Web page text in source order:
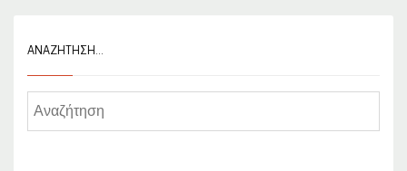
ΑΝΑΖΉΤΗΣΗ…